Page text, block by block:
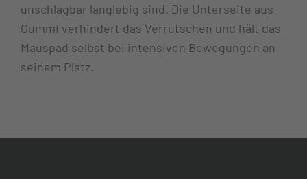
unschlagbar langlebig sind. Die Unterseite aus
Gummi verhindert das Verrutschen und hält das
Mauspad selbst bei intensiven Bewegungen an
seinem Platz.